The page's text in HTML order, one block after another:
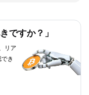
ですか？」
リア
き